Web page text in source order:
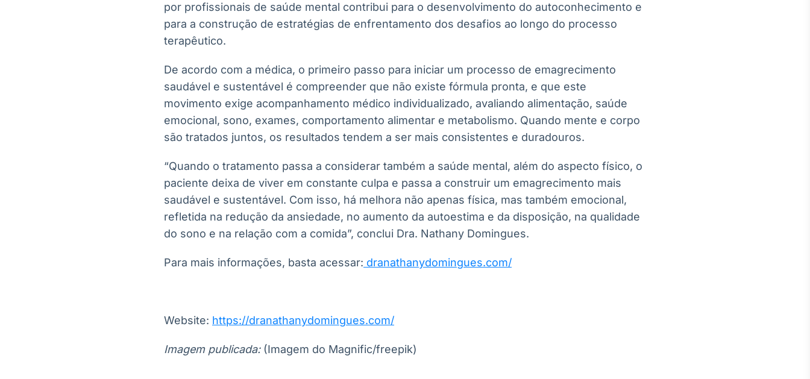
por profissionais de saúde mental contribui para o desenvolvimento do autoconhecimento e
para a construção de estratégias de enfrentamento dos desafios ao longo do processo
terapêutico.
De acordo com a médica, o primeiro passo para iniciar um processo de emagrecimento
saudável e sustentável é compreender que não existe fórmula pronta, e que este
movimento exige acompanhamento médico individualizado, avaliando alimentação, saúde
emocional, sono, exames, comportamento alimentar e metabolismo. Quando mente e corpo
são tratados juntos, os resultados tendem a ser mais consistentes e duradouros.
“Quando o tratamento passa a considerar também a saúde mental, além do aspecto físico, o
paciente deixa de viver em constante culpa e passa a construir um emagrecimento mais
saudável e sustentável. Com isso, há melhora não apenas física, mas também emocional,
refletida na redução da ansiedade, no aumento da autoestima e da disposição, na qualidade
do sono e na relação com a comida”, conclui Dra. Nathany Domingues.
Para mais informações, basta acessar: dranathanydomingues.com/
Website: https://dranathanydomingues.com/
Imagem publicada:(Imagem do Magnific/freepik)